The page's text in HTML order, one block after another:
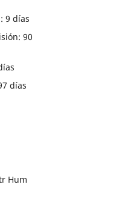
9 días
90
días
Hum